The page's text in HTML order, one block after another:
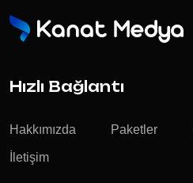
Hızlı Bağlantı
Hakkımızda Paketler
İletişim